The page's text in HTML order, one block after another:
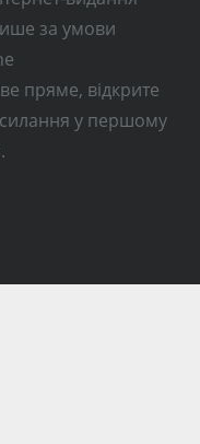
за умови
пряме, відкрите
у першому